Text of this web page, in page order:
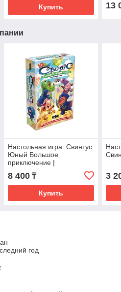
Купить 13
Настольная игра: Свинтус
Юный Большое
приключение |
8 400₸
Купить
3
год